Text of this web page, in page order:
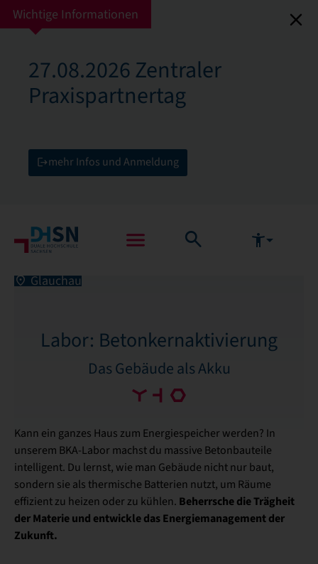
Wichtige Informationen
27.08.2026 Zentraler
Praxispartnertag
mehr Infos und Anmeldung
Glauchau
Labor: Betonkernaktivierung
Das Gebäude als Akku
Kann ein ganzes Haus zum Energiespeicher werden? In
unserem BKA-Labor machst du massive Betonbauteile
intelligent. Du lernst, wie man Gebäude nicht nur baut,
sondern sie als thermische Batterien nutzt, um Räume
effizient zu heizen oder zu kühlen. Beherrsche die Trägheit
der Materie und entwickle das Energiemanagement der
Zukunft.